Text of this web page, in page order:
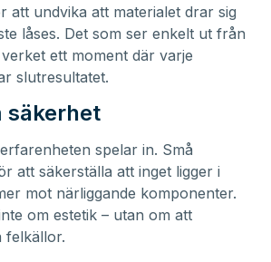
att undvika att materialet drar sig
låses. Det som ser enkelt ut från
ett moment där varje
slutresultatet.
säkerhet
spelar in. Små
att säkerställa att inget ligger i
mot närliggande komponenter.
om estetik – utan om att
felkällor.